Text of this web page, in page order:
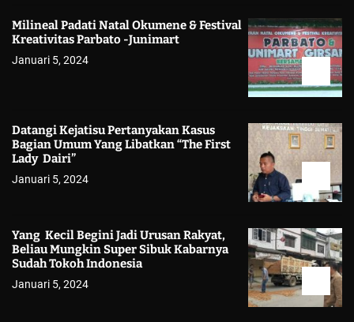
Milineal Padati Natal Okumene & Festival
Kreativitas Parbato -Junimart
Januari 5, 2024
Datangi Kejatisu Pertanyakan Kasus
Bagian Umum Yang Libatkan “The First
Lady Dairi”
Januari 5, 2024
Yang Kecil Begini Jadi Urusan Rakyat,
Beliau Mungkin Super Sibuk Kabarnya
Sudah Tokoh Indonesia
Januari 5, 2024